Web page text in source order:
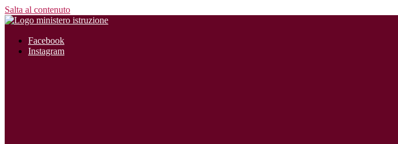
Salta al contenuto
Facebook
Instagram